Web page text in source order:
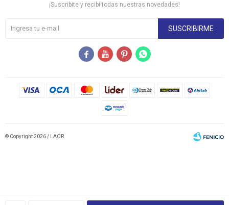
¡Suscribite y recibí todas nuestras novedades!
SUSCRIBIRME
   
© Copyright 2026 / LAOR